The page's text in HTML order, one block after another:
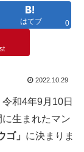
はてブ 0
2022.10.29
和4年9月10日
生まれたマン
ゴ」 に決まりま